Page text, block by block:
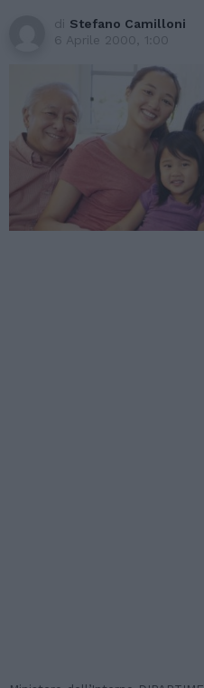
di Stefano Camilloni
6 Aprile 2000, 1:00